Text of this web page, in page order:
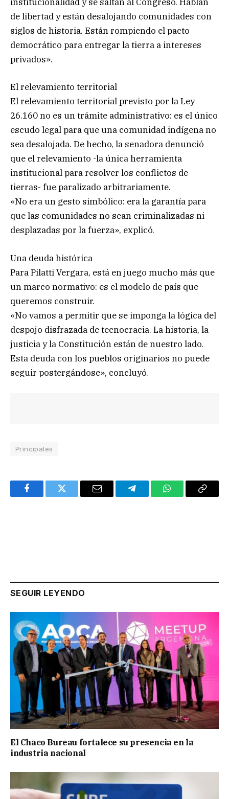
de libertad y están desalojando comunidades con
siglos de historia. Están rompiendo el pacto
democrático para entregar la tierra a intereses
privados».
El relevamiento territorial
El relevamiento territorial previsto por la Ley
26.160 no es un trámite administrativo: es el único
escudo legal para que una comunidad indígena no
sea desalojada. De hecho, la senadora denunció
que el relevamiento -la única herramienta
institucional para resolver los conflictos de
tierras- fue paralizado arbitrariamente.
«No era un gesto simbólico: era la garantía para
que las comunidades no sean criminalizadas ni
desplazadas por la fuerza», explicó.
Una deuda histórica
Para Pilatti Vergara, está en juego mucho más que
un marco normativo: es el modelo de país que
queremos construir.
«No vamos a permitir que se imponga la lógica del
despojo disfrazada de tecnocracia. La historia, la
justicia y la Constitución están de nuestro lado.
Esta deuda con los pueblos originarios no puede
seguir postergándose», concluyó.
Principales
FacebookTwitter Email TelegramWhatsAppCopy
SEGUIR LEYENDO
El Chaco Bureau fortalece su presencia en la
industria nacional